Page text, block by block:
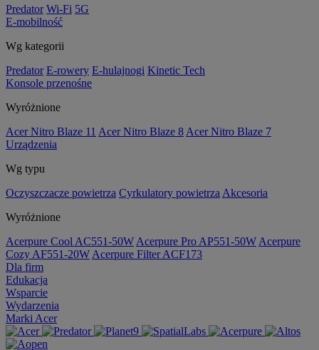
Predator Wi-Fi 5G
E-mobilność
Wg kategorii
Predator E-rowery E-hulajnogi Kinetic Tech
Konsole przenośne
Wyróżnione
Acer Nitro Blaze 11 Acer Nitro Blaze 8 Acer Nitro Blaze 7
Urządzenia
Wg typu
Oczyszczacze powietrza Cyrkulatory powietrza Akcesoria
Wyróżnione
Acerpure Cool AC551-50W Acerpure Pro AP551-50W Acerpure
Cozy AF551-20W Acerpure Filter ACF173
Dla firm
Edukacja
Wsparcie
Wydarzenia
Marki Acer